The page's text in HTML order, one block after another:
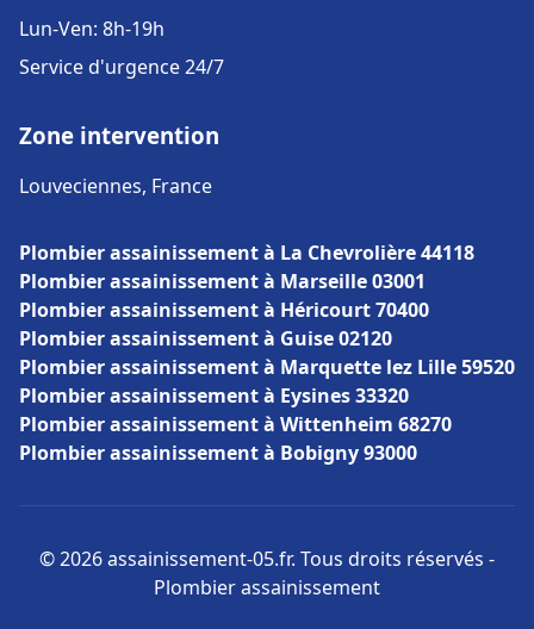
Lun-Ven: 8h-19h
Service d'urgence 24/7
Zone intervention
Louveciennes, France
Plombier assainissement à La Chevrolière 44118
Plombier assainissement à Marseille 03001
Plombier assainissement à Héricourt 70400
Plombier assainissement à Guise 02120
Plombier assainissement à Marquette lez Lille 59520
Plombier assainissement à Eysines 33320
Plombier assainissement à Wittenheim 68270
Plombier assainissement à Bobigny 93000
© 2026 assainissement-05.fr. Tous droits réservés -
Plombier assainissement